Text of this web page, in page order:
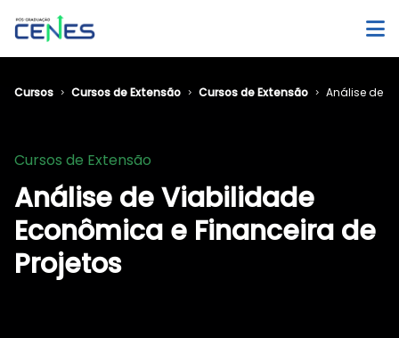
Cursos Cursos de Extensão Cursos de Extensão Análise de
Cursos de Extensão
Análise de Viabilidade
Econômica e Financeira de
Projetos